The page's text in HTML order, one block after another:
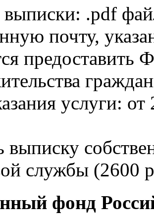
.pdf
почту,
услуги: от
выписку
службы (2600
фонд